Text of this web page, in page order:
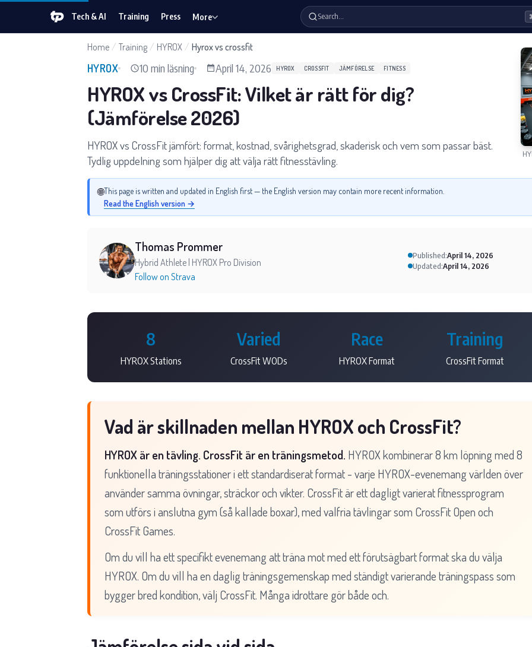
Tech & AI Training Press More Search…
Home / Training / HYROX / Hyrox vs crossfit
HYROX 10 min läsning April 14, 2026 HYROX CROSSFIT JÄMFÖRELSE FITNESS
HYROX vs CrossFit: Vilket är rätt för dig?
(Jämförelse 2026)
HYROX vs CrossFit jämfört: format, kostnad, svårighetsgrad, skaderisk och vem som passar bäst.
Tydlig uppdelning som hjälper dig att välja rätt fitnesstävling.
🌐This page is written and updated in English first — the English version may contain more recent information.
Read the English version →
Thomas Prommer
Hybrid Athlete | HYROX Pro Division
Follow on Strava
Published:April 14, 2026
Updated:April 14, 2026
8
HYROX Stations
Varied
CrossFit WODs
Race
HYROX Format
Training
CrossFit Format
Vad är skillnaden mellan HYROX och CrossFit?
HYROX är en tävling. CrossFit är en träningsmetod. HYROX kombinerar 8 km löpning med 8
funktionella träningsstationer i ett standardiserat format - varje HYROX-evenemang världen över
använder samma övningar, sträckor och vikter. CrossFit är ett dagligt varierat fitnessprogram
som utförs i anslutna gym (så kallade boxar), med valfria tävlingar som CrossFit Open och
CrossFit Games.
Om du vill ha ett specifikt evenemang att träna mot med ett förutsägbart format ska du välja
HYROX. Om du vill ha en daglig träningsgemenskap med ständigt varierande träningspass som
bygger bred kondition, välj CrossFit. Många idrottare gör både och.